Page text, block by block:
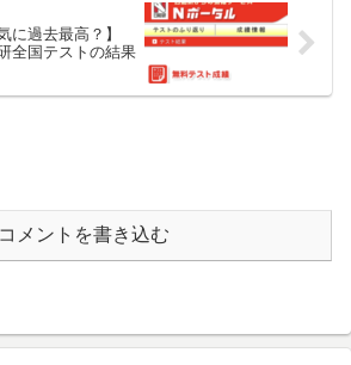
に過去最高？】
全国テストの結果
コメントを書き込む